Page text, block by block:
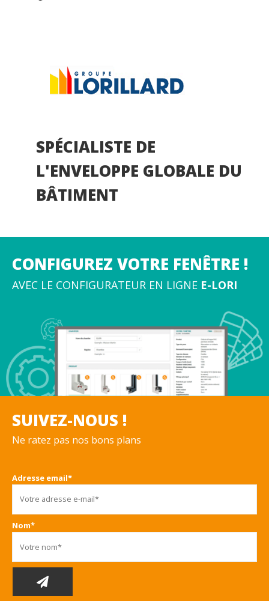
SPÉCIALISTE DE
L'ENVELOPPE GLOBALE DU
BÂTIMENT
CONFIGUREZ VOTRE FENÊTRE !
AVEC LE CONFIGURATEUR EN LIGNE E-LORI
SUIVEZ-NOUS !
Ne ratez pas nos bons plans
Adresse email*
Nom*